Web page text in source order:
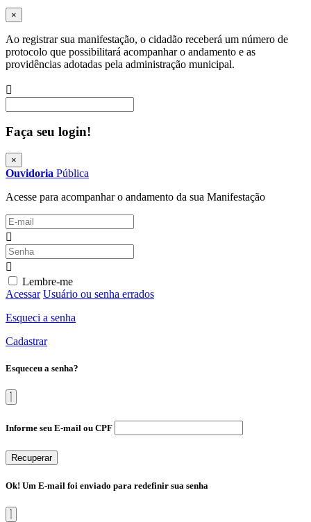
×
Ao registrar sua manifestação, o cidadão receberá um número de
protocolo que possibilitará acompanhar o andamento e as
providências adotadas pela administração municipal.
Faça seu login!
×
Ouvidoria Pública
Acesse para acompanhar o andamento da sua Manifestação
Lembre-me
Acessar Usuário ou senha errados
Esqueci a senha
Cadastrar
Esqueceu a senha?
Informe seu E-mail ou CPF
Recuperar
Ok! Um E-mail foi enviado para redefinir sua senha